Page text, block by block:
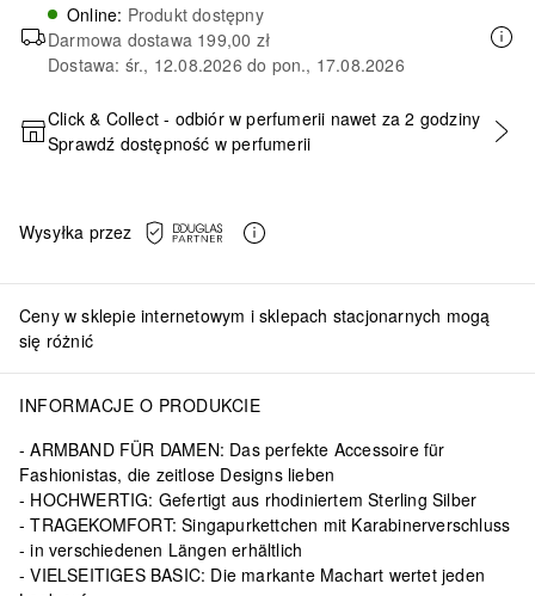
Online: Produkt dostępny
Darmowa dostawa 199,00 zł
Dostawa: śr., 12.08.2026 do pon., 17.08.2026
DODAJ DO KOSZYKA
Click & Collect - odbiór w perfumerii nawet za 2 godziny
Sprawdź dostępność w perfumerii
Wysyłka przez
Ceny w sklepie internetowym i sklepach stacjonarnych mogą
się różnić
INFORMACJE O PRODUKCIE
ARMBAND FÜR DAMEN: Das perfekte Accessoire für
Fashionistas, die zeitlose Designs lieben
HOCHWERTIG: Gefertigt aus rhodiniertem Sterling Silber
TRAGEKOMFORT: Singapurkettchen mit Karabinerverschluss
- in verschiedenen Längen erhältlich
VIELSEITIGES BASIC: Die markante Machart wertet jeden